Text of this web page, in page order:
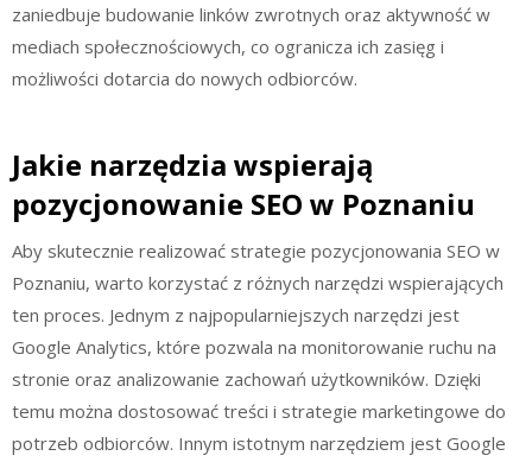
zaniedbuje budowanie linków zwrotnych oraz aktywność w
mediach społecznościowych, co ogranicza ich zasięg i
możliwości dotarcia do nowych odbiorców.
Jakie narzędzia wspierają
pozycjonowanie SEO w Poznaniu
Aby skutecznie realizować strategie pozycjonowania SEO w
Poznaniu, warto korzystać z różnych narzędzi wspierających
ten proces. Jednym z najpopularniejszych narzędzi jest
Google Analytics, które pozwala na monitorowanie ruchu na
stronie oraz analizowanie zachowań użytkowników. Dzięki
temu można dostosować treści i strategie marketingowe do
potrzeb odbiorców. Innym istotnym narzędziem jest Google